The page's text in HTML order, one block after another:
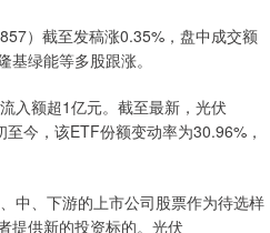
）截至发稿涨0.35%，盘中成交额
绿能等多股跟涨。
入额超1亿元。截至最新，光伏
今，该ETF份额变动率为30.96%，
、下游的上市公司股票作为待选样
提供新的投资标的。光伏